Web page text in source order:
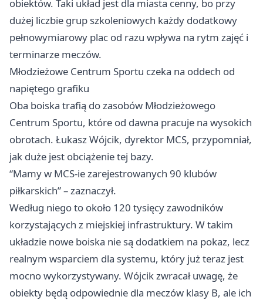
obiektów. Taki układ jest dla miasta cenny, bo przy
dużej liczbie grup szkoleniowych każdy dodatkowy
pełnowymiarowy plac od razu wpływa na rytm zajęć i
terminarze meczów.
Młodzieżowe Centrum Sportu czeka na oddech od
napiętego grafiku
Oba boiska trafią do zasobów Młodzieżowego
Centrum Sportu, które od dawna pracuje na wysokich
obrotach. Łukasz Wójcik, dyrektor MCS, przypomniał,
jak duże jest obciążenie tej bazy.
“Mamy w MCS-ie zarejestrowanych 90 klubów
piłkarskich” – zaznaczył.
Według niego to około 120 tysięcy zawodników
korzystających z miejskiej infrastruktury. W takim
układzie nowe boiska nie są dodatkiem na pokaz, lecz
realnym wsparciem dla systemu, który już teraz jest
mocno wykorzystywany. Wójcik zwracał uwagę, że
obiekty będą odpowiednie dla meczów klasy B, ale ich